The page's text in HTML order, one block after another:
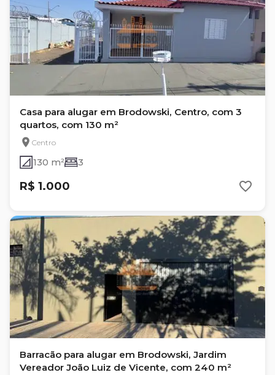
Casa para alugar em Brodowski, Centro, com 3
quartos, com 130 m²
Centro
130 m² 3
R$ 1.000
Barracão para alugar em Brodowski, Jardim
Vereador João Luiz de Vicente, com 240 m²